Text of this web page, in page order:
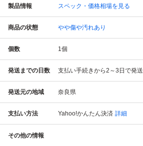
製品情報 スペック・価格相場を見る
商品の状態 やや傷や汚れあり
個数 1個
発送までの日数 支払い手続きから2～3日で発送
発送元の地域 奈良県
支払い方法 Yahoo!かんたん決済 詳細
その他の情報